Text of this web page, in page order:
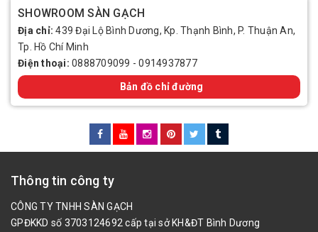
SHOWROOM SÀN GẠCH
Địa chỉ:439 Đại Lộ Bình Dương, Kp. Thạnh Bình, P. Thuận An,
Tp. Hồ Chí Minh
Điện thoại: 0888709099 -0914937877
Bản đồ chỉ đường
Thông tin công ty
CÔNG TY TNHH SÀN GẠCH
GPĐKKD số 3703124692 cấp tại sở KH&ĐT Bình Dương